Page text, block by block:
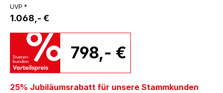
UVP *
1.068,- €
798,- €
25% Jubiläumsrabatt für unsere Stammkunden